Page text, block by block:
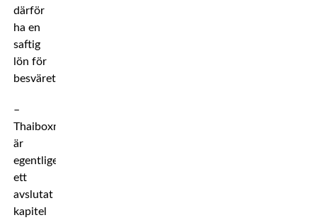
därför
ha en
saftig
lön för
besväret.
–
Thaiboxningen
är
egentligen
ett
avslutat
kapitel